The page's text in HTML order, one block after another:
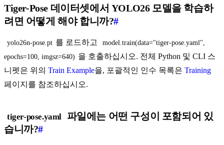
Tiger-Pose 데이터셋에서 YOLO26 모델을 학습하
려면 어떻게 해야 합니까?#
yolo26n-pose.pt 를 로드하고
model.train(data="tiger-pose.yaml",
epochs=100, imgsz=640) 을 호출하십시오. 전체 Python 및 CLI 스
니펫은 위의 Train Example을, 포괄적인 인수 목록은 Training
페이지를 참조하십시오.
tiger-pose.yaml
파일에는 어떤 구성이 포함되어 있
습니까?#